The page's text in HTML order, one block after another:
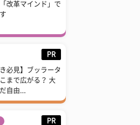
改革マインド」で
PR
必見】ブッラータ
まで広がる？ 大
自由...
PR